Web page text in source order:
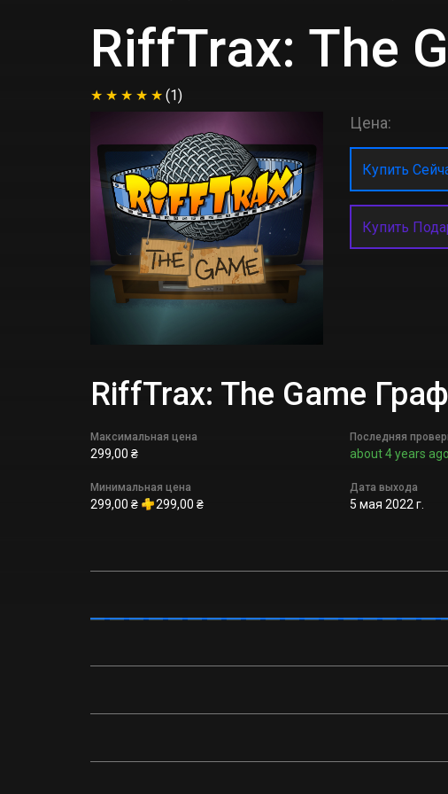
RiffTrax: The
(1)
Цена:
Купить
Купить
RiffTrax: The Game
Максимальная цена
299,00 ₴
Минимальная цена
299,00 ₴ 299,00 ₴
Последняя
about 4 years ago
Дата выхода
5 мая 2022 г.